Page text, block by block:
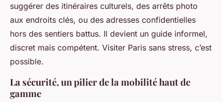
suggérer des itinéraires culturels, des arrêts photo
aux endroits clés, ou des adresses confidentielles
hors des sentiers battus. Il devient un guide informel,
discret mais compétent. Visiter Paris sans stress, c’est
possible.
La sécurité, un pilier de la mobilité haut de
gamme